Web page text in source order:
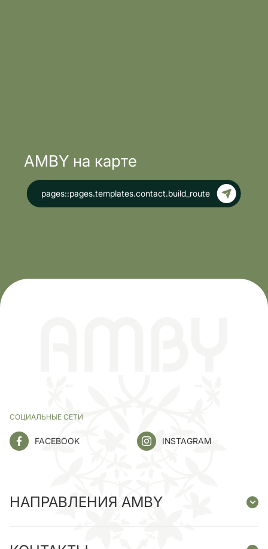
AMBY на карте
pages::pages.templates.contact.build_route
СОЦИАЛЬНЫЕ СЕТИ
FACEBOOK INSTAGRAM
НАПРАВЛЕНИЯ AMBY